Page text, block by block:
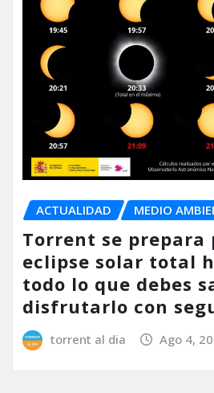
ACTUALIDAD MEDIO
Torrent se
eclipse solar total
todo lo que debes
disfrutarlo con
torrent al dia Ago 4,